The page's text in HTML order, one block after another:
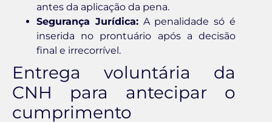
antes da aplicação da pena.
Segurança Jurídica:A penalidade só é
inserida no prontuário após a decisão
final e irrecorrível.
Entrega voluntária da
CNH para antecipar o
cumprimento